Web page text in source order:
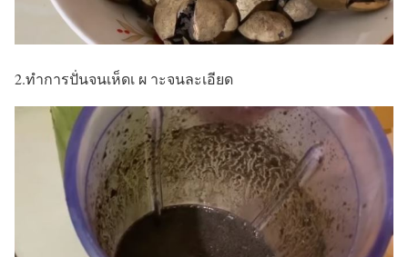
2.ทำการปั่นจนเห็ดเ ผ าะจนละเอียด